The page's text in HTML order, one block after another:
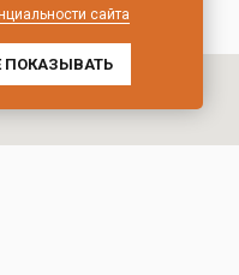
сайта
ПОКАЗЫВАТЬ